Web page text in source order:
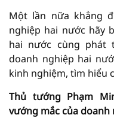
Một lần nữa khẳng
nghiệp hai nước hãy
hai nước cùng phát
doanh nghiệp hai
kinh nghiệm, tìm hiểu
Thủ tướng Phạm
vướng mắc của